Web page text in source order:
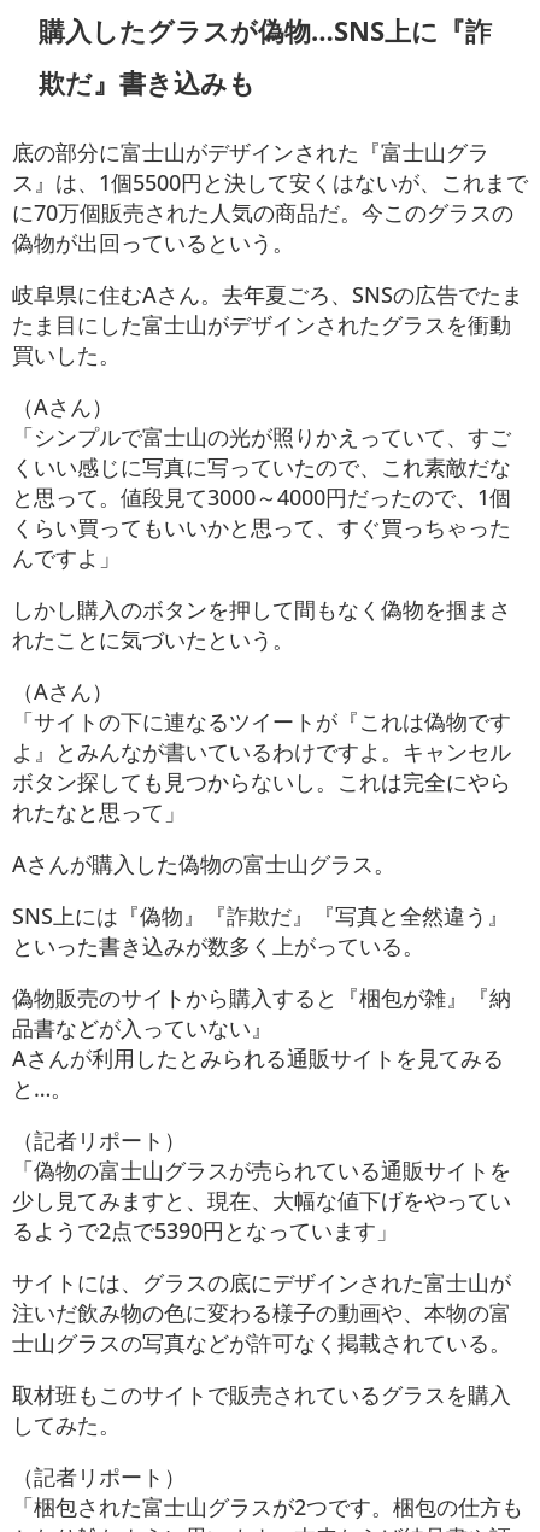
購入したグラスが偽物…SNS上に『詐
欺だ』書き込みも
底の部分に富士山がデザインされた『富士山グラ
ス』は、1個5500円と決して安くはないが、これまで
に70万個販売された人気の商品だ。今このグラスの
偽物が出回っているという。
岐阜県に住むAさん。去年夏ごろ、SNSの広告でたま
たま目にした富士山がデザインされたグラスを衝動
買いした。
（Aさん）
「シンプルで富士山の光が照りかえっていて、すご
くいい感じに写真に写っていたので、これ素敵だな
と思って。値段見て3000～4000円だったので、1個
くらい買ってもいいかと思って、すぐ買っちゃった
んですよ」
しかし購入のボタンを押して間もなく偽物を掴まさ
れたことに気づいたという。
（Aさん）
「サイトの下に連なるツイートが『これは偽物です
よ』とみんなが書いているわけですよ。キャンセル
ボタン探しても見つからないし。これは完全にやら
れたなと思って」
Aさんが購入した偽物の富士山グラス。
SNS上には『偽物』『詐欺だ』『写真と全然違う』
といった書き込みが数多く上がっている。
偽物販売のサイトから購入すると『梱包が雑』『納
品書などが入っていない』
Aさんが利用したとみられる通販サイトを見てみる
と…。
（記者リポート）
「偽物の富士山グラスが売られている通販サイトを
少し見てみますと、現在、大幅な値下げをやってい
るようで2点で5390円となっています」
サイトには、グラスの底にデザインされた富士山が
注いだ飲み物の色に変わる様子の動画や、本物の富
士山グラスの写真などが許可なく掲載されている。
取材班もこのサイトで販売されているグラスを購入
してみた。
（記者リポート）
「梱包された富士山グラスが2つです。梱包の仕方も